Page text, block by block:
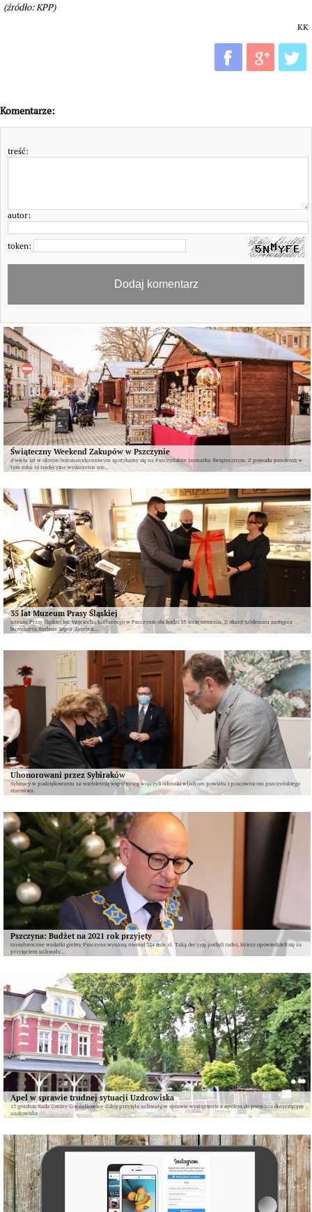
(źródło: KPP)
KK
Komentarze:
treść:
autor:
token:
Świąteczny Weekend Zakupów w Pszczynie
d wielu lat w okresie bożonarodzeniowym spotykamy się na Pszczyńskim Jarmarku Świątecznym. Z powodu pandemii w
tym roku to tradycyjne wydarzenie nie...
35 lat Muzeum Prasy Śląskiej
uzeum Prasy Śląskiej im. Wojciecha Korfantego w Pszczynie obchodzi 35-lecie istnienia. Z okazji jubileuszu zastępca
burmistrza Barbara Sopot-Zembok...
Uhonorowani przez Sybiraków
Sybiracy w podziękowaniu za wieloletnią współpracę wręczyli odznaki władzom powiatu i pracownicom pszczyńskiego
starostwa
Pszczyna: Budżet na 2021 rok przyjęty
rzyszłoroczne wydatki gminy Pszczyna wyniosą niemal 324 mln zł. Taką decyzję podjęli radni, którzy opowiedzieli się za
przyjęciem uchwały...
Apel w sprawie trudnej sytuacji Uzdrowiska
15 grudnia Rada Gminy Goczałkowice-Zdrój przyjęła uchwałę w sprawie wystąpienia z apelem do premiera dotyczącym
uzdrowiska